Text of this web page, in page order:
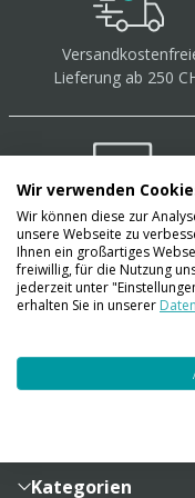
Lieferung ab 250
Über 40.000 Artikel
Lager
Sendungsverfolgung
Zahlung und
Lieferinformationen
Kategorien
Wir verwenden
Wir können diese zur
unsere Webseite zu
Ihnen ein großartiges
freiwillig, für die Nutzung
jederzeit unter
erhalten Sie in unserer